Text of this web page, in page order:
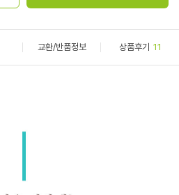
교환/반품정보 상품후기 11